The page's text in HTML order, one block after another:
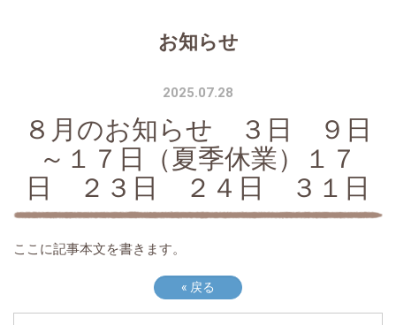
お知らせ
2025.07.28
８月のお知らせ ３日 ９日
～１７日（夏季休業）１７
日 ２３日 ２４日 ３１日
ここに記事本文を書きます。
« 戻る